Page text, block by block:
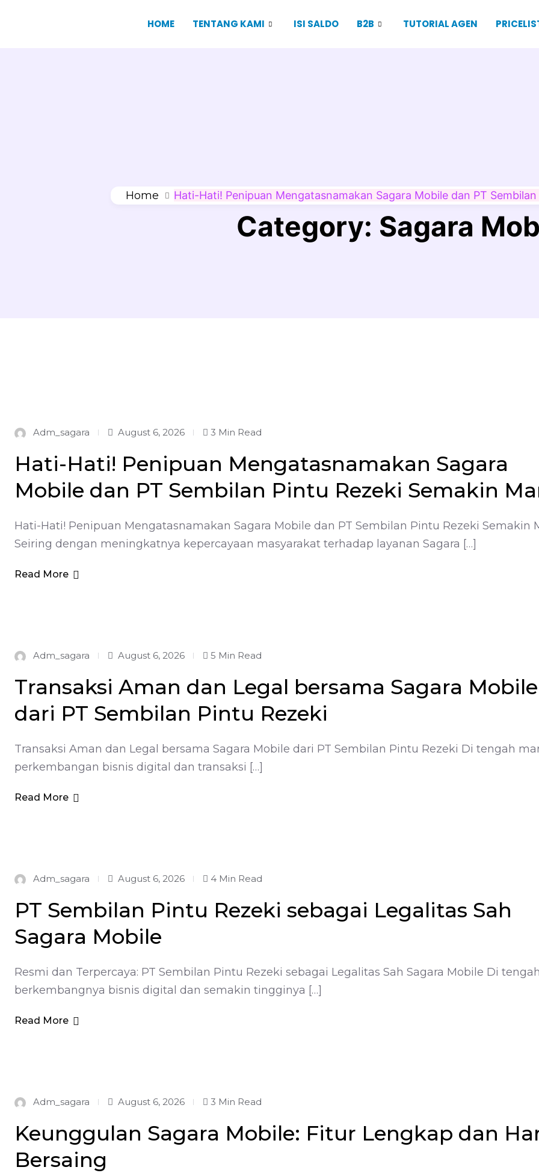
HOME TENTANG KAMI ISI SALDO B2B TUTORIAL AGEN
Home Hati-Hati! Penipuan Mengatasnamakan Sagara Mobile dan PT
Category: Sagara
Adm_sagara August 6, 2026 3 Min Read
Hati-Hati! Penipuan Mengatasnamakan Sagara
Mobile dan PT Sembilan Pintu Rezeki Semakin
Hati-Hati! Penipuan Mengatasnamakan Sagara Mobile dan PT Sembilan Pintu Rezeki Semakin
Seiring dengan meningkatnya kepercayaan masyarakat terhadap layanan Sagara […]
Read More
Adm_sagara August 6, 2026 5 Min Read
Transaksi Aman dan Legal bersama Sagara Mobile
dari PT Sembilan Pintu Rezeki
Transaksi Aman dan Legal bersama Sagara Mobile dari PT Sembilan Pintu Rezeki Di tengah
perkembangan bisnis digital dan transaksi […]
Read More
Adm_sagara August 6, 2026 4 Min Read
PT Sembilan Pintu Rezeki sebagai Legalitas Sah
Sagara Mobile
Resmi dan Terpercaya: PT Sembilan Pintu Rezeki sebagai Legalitas Sah Sagara Mobile Di tengah
berkembangnya bisnis digital dan semakin tingginya […]
Read More
Adm_sagara August 6, 2026 3 Min Read
Keunggulan Sagara Mobile: Fitur Lengkap dan
Bersaing